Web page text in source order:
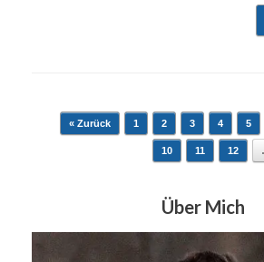
Beitragsnavigation
« Zurück 1 2 3 4 5
10 11 12
Über Mich